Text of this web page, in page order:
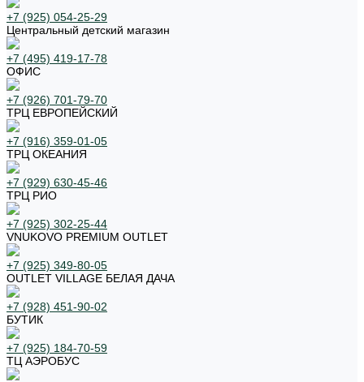
+7 (925) 054-25-29
Центральный детский магазин
+7 (495) 419-17-78
ОФИС
+7 (926) 701-79-70
ТРЦ ЕВРОПЕЙСКИЙ
+7 (916) 359-01-05
ТРЦ ОКЕАНИЯ
+7 (929) 630-45-46
ТРЦ РИО
+7 (925) 302-25-44
VNUKOVO PREMIUM OUTLET
+7 (925) 349-80-05
OUTLET VILLAGE БЕЛАЯ ДАЧА
+7 (928) 451-90-02
БУТИК
+7 (925) 184-70-59
ТЦ АЭРОБУС